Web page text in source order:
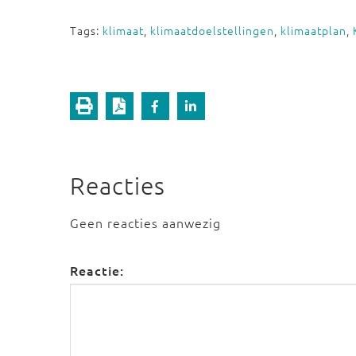
Tags: klimaat, klimaatdoelstellingen, klimaatplan,
Reacties
Geen reacties aanwezig
Reactie: